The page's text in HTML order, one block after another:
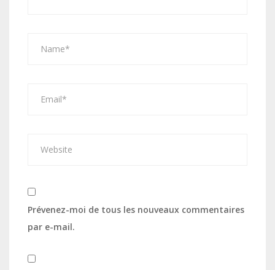
Prévenez-moi de tous les nouveaux commentaires
par e-mail.